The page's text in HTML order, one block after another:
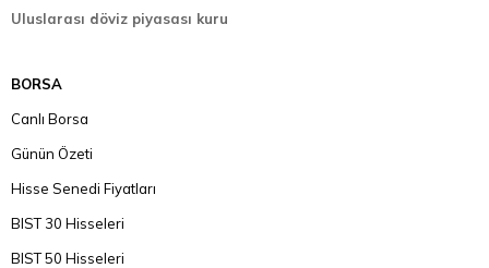
Uluslarası döviz piyasası kuru
BORSA
Canlı Borsa
Günün Özeti
Hisse Senedi Fiyatları
BIST 30 Hisseleri
BIST 50 Hisseleri